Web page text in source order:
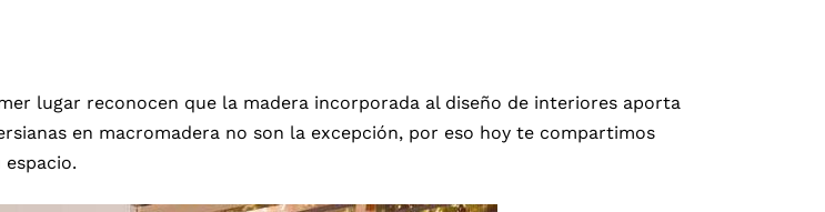
lugar reconocen que la madera incorporada al diseño de interiores aporta
en macromadera no son la excepción, por eso hoy te compartimos